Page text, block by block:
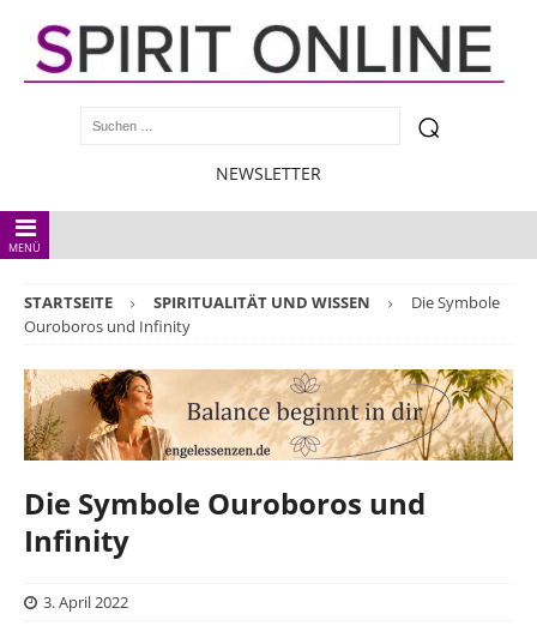
NEWSLETTER
MENÜ
STARTSEITE SPIRITUALITÄT UND WISSEN
Die Symbole
Ouroboros und Infinity
Die Symbole Ouroboros und
Infinity
3. April 2022